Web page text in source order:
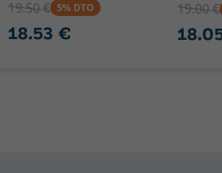
19.50 € 5% DTO
18.53 €
19.00 €